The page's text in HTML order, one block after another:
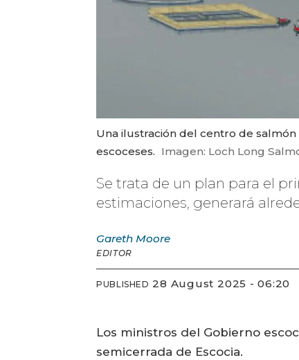
Una ilustración del centro de
escoceses. Imagen: Loch Long
Se trata de un plan para el
estimaciones, generará
Gareth Moore
EDITOR
PUBLISHED 28 August 2025 - 06:20
Los ministros del Gobierno
semicerrada de Escocia.